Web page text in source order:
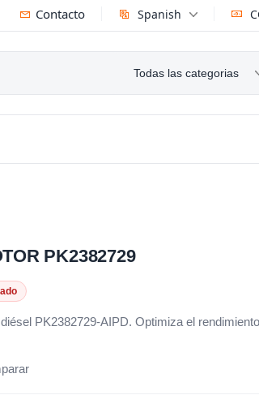
Contacto Spanish
Todas las categorias
PK2382729
PK2382729-AIPD. Optimiza el